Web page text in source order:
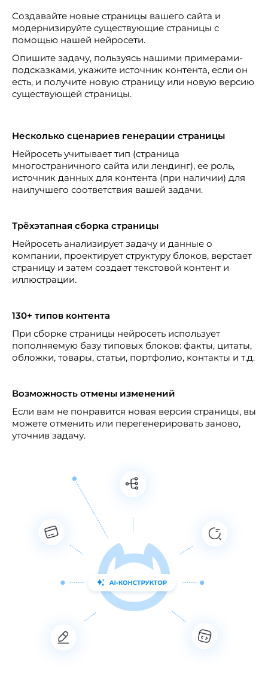
Создавайте новые страницы вашего сайта и
модернизируйте существующие страницы с
помощью нашей нейросети.
Опишите задачу, пользуясь нашими примерами-
подсказками, укажите источник контента, если он
есть, и получите новую страницу или новую версию
существующей страницы.
Несколько сценариев генерации страницы
Нейросеть учитывает тип (страница
многостраничного сайта или лендинг), ее роль,
источник данных для контента (при наличии) для
наилучшего соответствия вашей задачи.
Трёхэтапная сборка страницы
Нейросеть анализирует задачу и данные о
компании, проектирует структуру блоков, верстает
страницу и затем создает текстовой контент и
иллюстрации.
130+ типов контента
При сборке страницы нейросеть использует
пополняемую базу типовых блоков: факты, цитаты,
обложки, товары, статьи, портфолио, контакты и т.д.
Возможность отмены изменений
Если вам не понравится новая версия страницы, вы
можете отменить или перегенерировать заново,
уточнив задачу.